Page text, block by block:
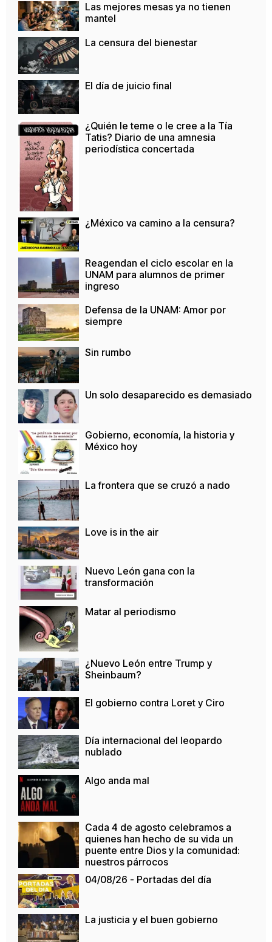
Las mejores mesas ya no tienen
mantel
La censura del bienestar
El día de juicio final
¿Quién le teme o le cree a la Tía
Tatis? Diario de una amnesia
periodística concertada
¿México va camino a la censura?
Reagendan el ciclo escolar en la
UNAM para alumnos de primer
ingreso
Defensa de la UNAM: Amor por
siempre
Sin rumbo
Un solo desaparecido es demasiado
Gobierno, economía, la historia y
México hoy
La frontera que se cruzó a nado
Love is in the air
Nuevo León gana con la
transformación
Matar al periodismo
¿Nuevo León entre Trump y
Sheinbaum?
El gobierno contra Loret y Ciro
Día internacional del leopardo
nublado
Algo anda mal
Cada 4 de agosto celebramos a
quienes han hecho de su vida un
puente entre Dios y la comunidad:
nuestros párrocos
04/08/26 - Portadas del día
La justicia y el buen gobierno